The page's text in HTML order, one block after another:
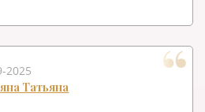
2025
Татьяна